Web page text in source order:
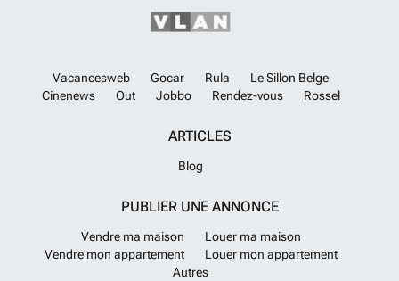
Vacancesweb Gocar Rula
Le Sillon Belge
Cinenews
Out Jobbo Rendez-vous Rossel
ARTICLES
Blog
PUBLIER UNE ANNONCE
Vendre ma maison
Louer ma maison
Vendre mon appartement
Louer mon appartement
Autres